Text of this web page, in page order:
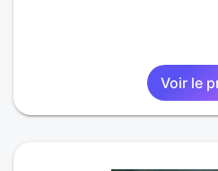
Voir le